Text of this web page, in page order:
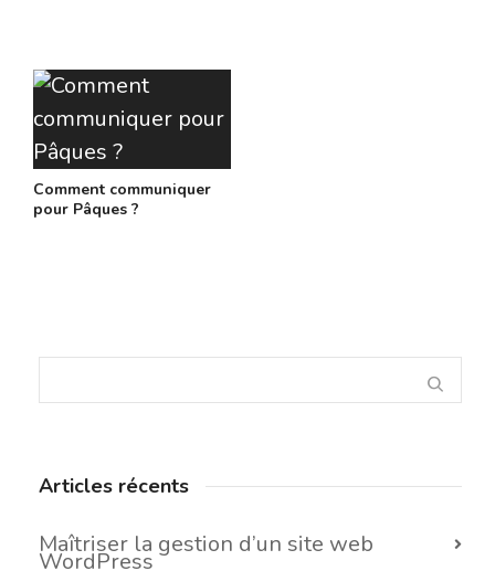
Comment communiquer
pour Pâques ?
Articles récents
Maîtriser la gestion d’un site web
WordPress